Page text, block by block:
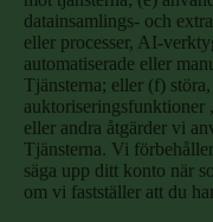
datainsamlings- och
eller processer, AI-
automatiserade eller
Tjänsterna; eller (f)
eller andra åtgärder vi
Tjänsterna. Vi
säga upp ditt konto när
om vi fastställer att du